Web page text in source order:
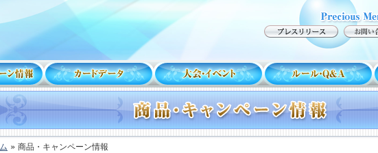
» 商品・キャンペーン情報